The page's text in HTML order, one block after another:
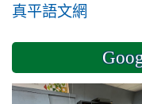
真平語文網